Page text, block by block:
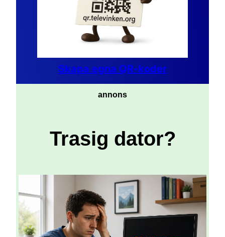
Skapa egna QR-koder
annons
Trasig dator?